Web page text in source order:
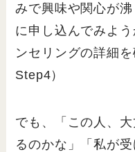
みで興味や関心が
に申し込んでみよ
ンセリングの詳細
Step4）
でも、「この人、
るのかな」「私が